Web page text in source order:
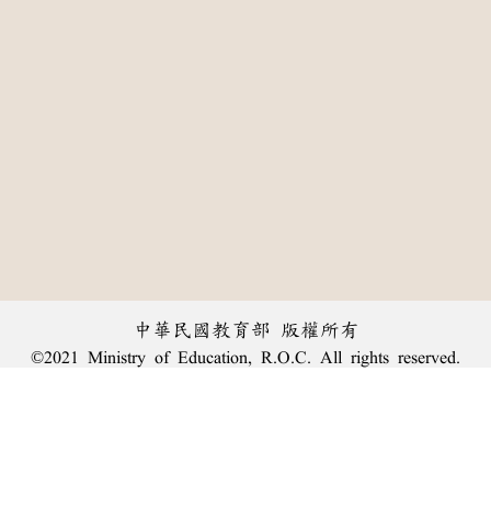
中華民國教育部 版權所有
©2021 Ministry of Education, R.O.C. All rights reserved.